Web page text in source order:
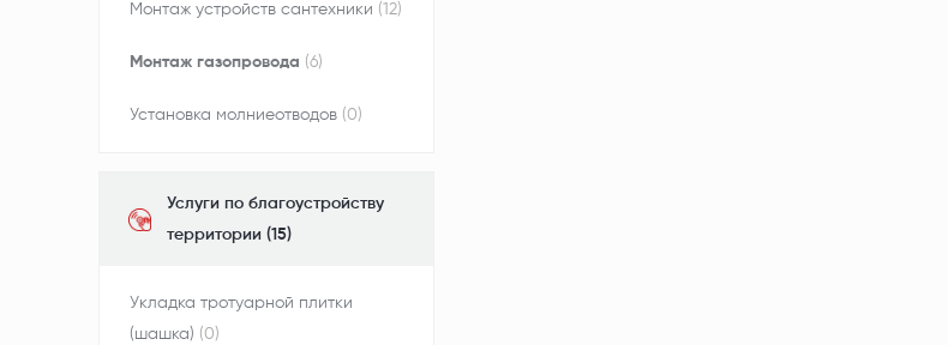
Монтаж устройств сантехники (12)
Монтаж газопровода (6)
Установка молниеотводов (0)
Услуги по благоустройству
территории (15)
Укладка тротуарной плитки
(шашка) (0)